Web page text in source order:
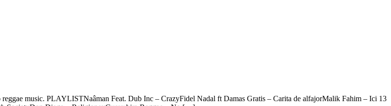
music. PLAYLISTNaâman Feat. Dub Inc – CrazyFidel Nadal ft Damas Gratis – Carita de alfajorMalik Fahim – Ici 13